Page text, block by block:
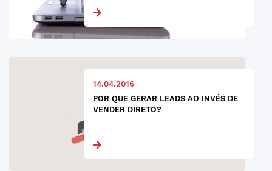
14.04.2016
POR QUE GERAR LEADS AO INVÉS DE
VENDER DIRETO?